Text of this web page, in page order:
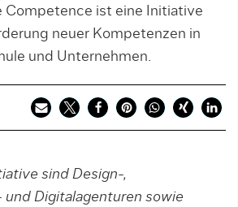
Competence ist eine Initiative
neuer Kompetenzen in
und Unternehmen.
sind Design-,
Digitalagenturen sowie